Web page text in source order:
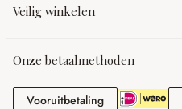
Veilig winkelen
Onze betaalmethoden
VooruitbetalingVooruitbetaling